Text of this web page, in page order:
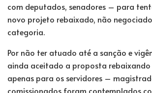
com deputados, senadores – para
novo projeto rebaixado, não
categoria.
Por não ter atuado até a sanção e
ainda aceitado a proposta rebaixando
apenas para os servidores –
comissionados foram contemplados